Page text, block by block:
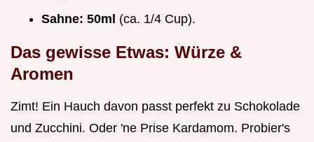
Sahne: 50ml (ca. 1/4 Cup).
Das gewisse Etwas: Würze &
Aromen
Zimt! Ein Hauch davon passt perfekt zu Schokolade
und Zucchini. Oder 'ne Prise Kardamom. Probier's